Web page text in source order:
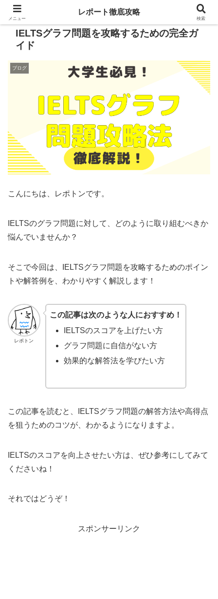
IELTSグラフ問題を攻略するための完全ガ
イド
ブログ
こんにちは、レポトンです。
IELTSのグラフ問題に対して、どのように取り組むべきか
悩んでいませんか？
そこで今回は、IELTSグラフ問題を攻略するためのポイン
トや解答例を、わかりやすく解説します！
レポトン
この記事は次のような人におすすめ！
IELTSのスコアを上げたい方
グラフ問題に自信がない方
効果的な解答法を学びたい方
この記事を読むと、IELTSグラフ問題の解答方法や高得点
を狙うためのコツが、わかるようになりますよ。
IELTSのスコアを向上させたい方は、ぜひ参考にしてみて
くださいね！
それではどうぞ！
スポンサーリンク
メニュー
レポート徹底攻略
検索